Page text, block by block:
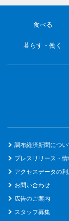
食べる
暮らす・働く
調布経済新聞につい
プレスリリース・
アクセスデータの
お問い合わせ
広告のご案内
スタッフ募集